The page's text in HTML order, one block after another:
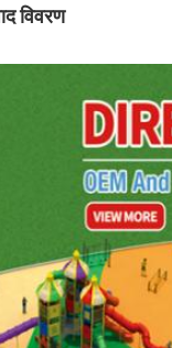
विवरण